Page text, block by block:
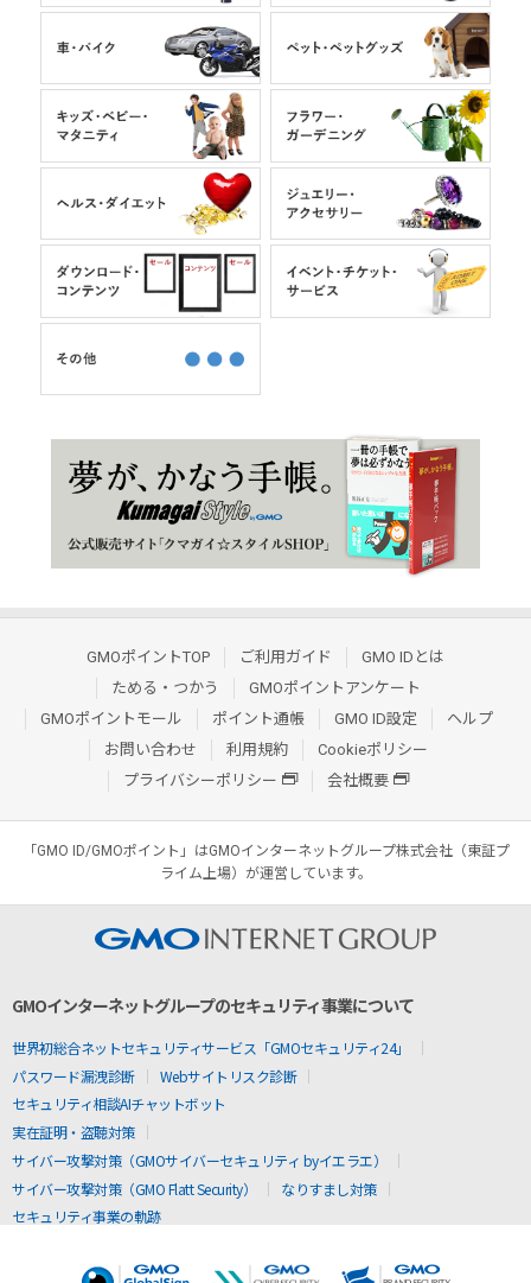
GMOポイントTOP ご利用ガイド
GMO IDとは
ためる・つかう
GMOポイントアンケート
GMOポイントモール
ポイント通帳 GMO ID設定
ヘルプ
お問い合わせ
利用規約
Cookieポリシー
プライバシーポリシー
会社概要
「GMO ID/GMOポイント」はGMOインターネットグループ株式会社（東証プ
ライム上場）が運営しています。
GMOインターネットグループのセキュリティ事業について
世界初総合ネットセキュリティサービス「GMOセキュリティ24」
パスワード漏洩診断
Webサイトリスク診断
セキュリティ相談AIチャットボット
実在証明・盗聴対策
サイバー攻撃対策（GMOサイバーセキュリティ byイエラエ）
サイバー攻撃対策（GMO Flatt Security）
なりすまし対策
セキュリティ事業の軌跡